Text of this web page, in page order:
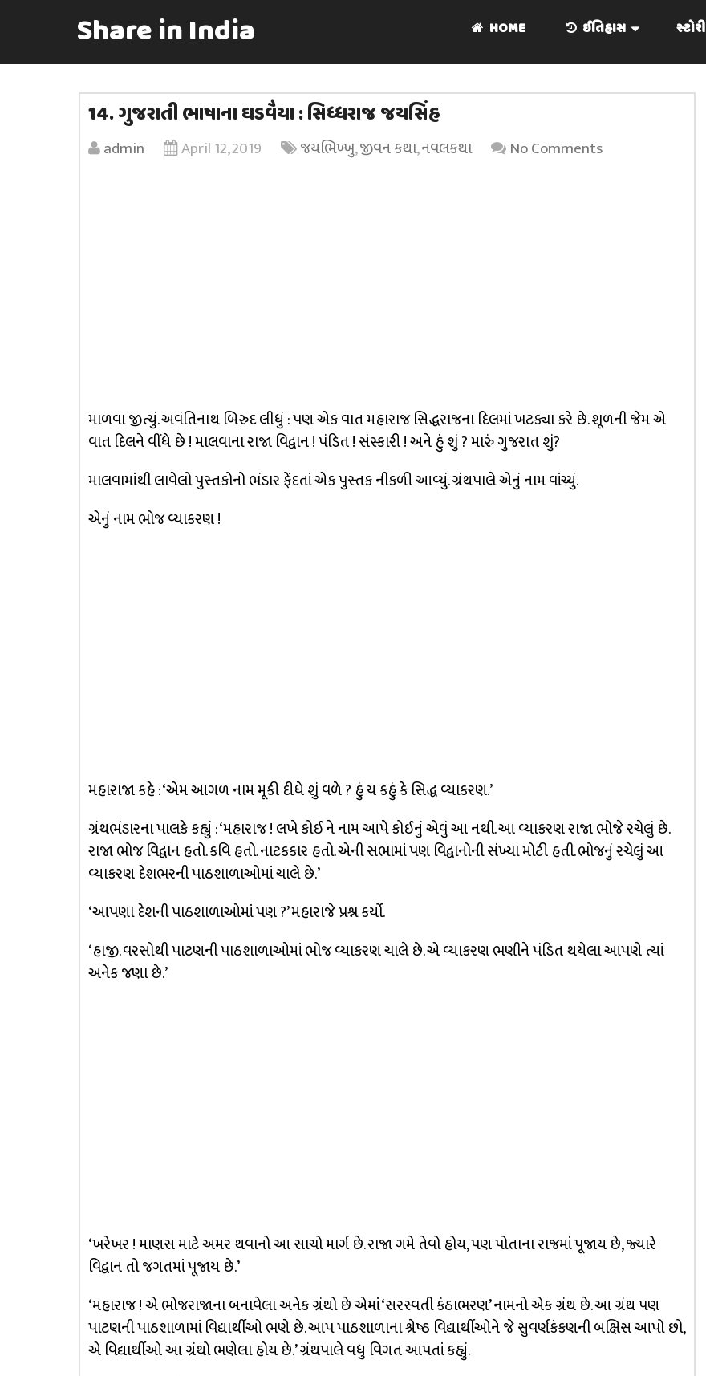
Share in India HOME ઈતિહાસ સ્ટોરી
14. ગુજરાતી ભાષાના ઘડવૈયા : સિધ્ધરાજ જયસિંહ
admin April 12, 2019 જયભિખ્ખુ,જીવન કથા,નવલકથા No Comments
માળવા જીત્યું. અવંતિનાથ બિરુદ લીધું : પણ એક વાત મહારાજ સિદ્ધરાજના દિલમાં ખટક્યા કરે છે. શૂળની જેમ એ
વાત દિલને વીંધે છે ! માલવાના રાજા વિદ્વાન ! પંડિત ! સંસ્કારી ! અને હું શું ? મારું ગુજરાત શું?
માલવામાંથી લાવેલો પુસ્તકોનો ભંડાર ફેંદતાં એક પુસ્તક નીકળી આવ્યું. ગ્રંથપાલે એનું નામ વાંચ્યું.
એનું નામ ભોજ વ્યાકરણ !
મહારાજા કહે : ‘એમ આગળ નામ મૂકી દીધે શું વળે ? હું ય કહું કે સિદ્ધ વ્યાકરણ.’
ગ્રંથભંડારના પાલકે કહ્યું : ‘મહારાજ ! લખે કોઈ ને નામ આપે કોઈનું એવું આ નથી. આ વ્યાકરણ રાજા ભોજે રચેલું છે.
રાજા ભોજ વિદ્વાન હતો. કવિ હતો. નાટકકાર હતો. એની સભામાં પણ વિદ્વાનોની સંખ્યા મોટી હતી. ભોજનું રચેલું આ
વ્યાકરણ દેશભરની પાઠશાળાઓમાં ચાલે છે.’
‘આપણા દેશની પાઠશાળાઓમાં પણ ?’ મહારાજે પ્રશ્ન કર્યો.
‘હાજી. વરસોથી પાટણની પાઠશાળાઓમાં ભોજ વ્યાકરણ ચાલે છે. એ વ્યાકરણ ભણીને પંડિત થયેલા આપણે ત્યાં
અનેક જણા છે.’
‘ખરેખર ! માણસ માટે અમર થવાનો આ સાચો માર્ગ છે. રાજા ગમે તેવો હોય, પણ પોતાના રાજમાં પૂજાય છે, જ્યારે
વિદ્વાન તો જગતમાં પૂજાય છે.’
‘મહારાજ ! એ ભોજરાજાના બનાવેલા અનેક ગ્રંથો છે એમાં ‘સરસ્વતી કંઠાભરણ’ નામનો એક ગ્રંથ છે. આ ગ્રંથ પણ
પાટણની પાઠશાળામાં વિદ્યાર્થીઓ ભણે છે. આપ પાઠશાળાના શ્રેષ્ઠ વિદ્યાર્થીઓને જે સુવર્ણકંકણની બક્ષિસ આપો છો,
એ વિદ્યાર્થીઓ આ ગ્રંથો ભણેલા હોય છે.’ ગ્રંથપાલે વધુ વિગત આપતાં કહ્યું.